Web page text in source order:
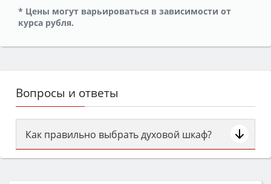
* Цены могут варьироваться в зависимости от
курса рубля.
Вопросы и ответы
Как правильно выбрать духовой шкаф?
Сначала определитесь с типом (газовый или